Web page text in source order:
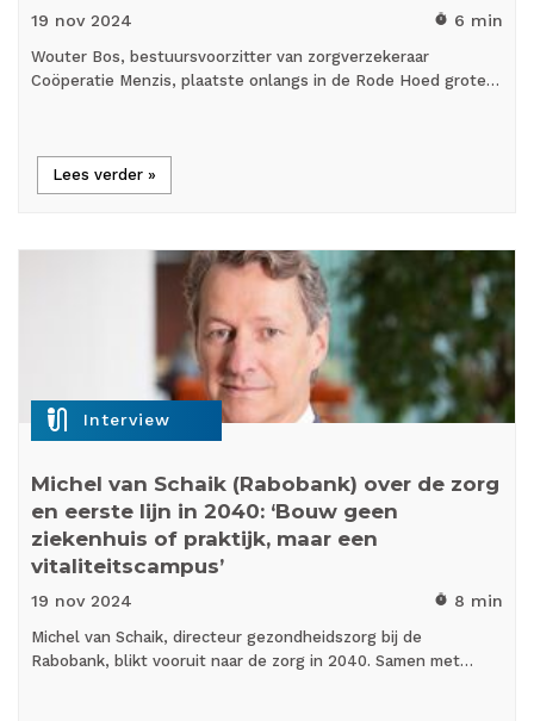
19 nov 2024 timer 6 min
Wouter Bos, bestuursvoorzitter van zorgverzekeraar
Coöperatie Menzis, plaatste onlangs in de Rode Hoed grote…
Lees verder »
mic_external_on Interview
Michel van Schaik (Rabobank) over de zorg
en eerste lijn in 2040: ‘Bouw geen
ziekenhuis of praktijk, maar een
vitaliteitscampus’
19 nov 2024 timer 8 min
Michel van Schaik, directeur gezondheidszorg bij de
Rabobank, blikt vooruit naar de zorg in 2040. Samen met…